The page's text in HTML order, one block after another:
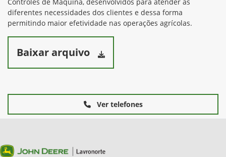
diferentes necessidades dos clientes e dessa forma
permitindo maior efetividade nas operações agrícolas.
Baixar arquivo
Ver telefones